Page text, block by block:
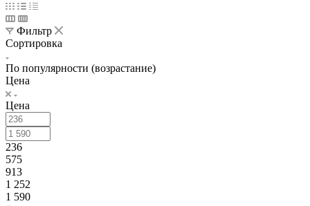
Фильтр
Сортировка
По популярности (возрастание)
Цена
Цена
236
575
913
1 252
1 590